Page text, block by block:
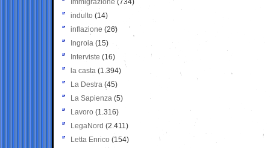
Immigrazione (734)
indulto (14)
inflazione (26)
Ingroia (15)
Interviste (16)
la casta (1.394)
La Destra (45)
La Sapienza (5)
Lavoro (1.316)
LegaNord (2.411)
Letta Enrico (154)